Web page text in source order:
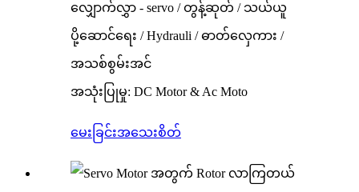
လျှောက်လွှာ - servo / တွန့်ဆုတ် / သယ်ယူ
ပို့ဆောင်ရေး / Hydrauli / ဓာတ်လှေကား /
အသစ်စွမ်းအင်
အသုံးပြုမှု: DC Motor & Ac Moto
မေးခြင်းအသေးစိတ်